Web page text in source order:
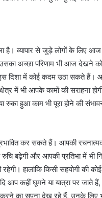
व्यापार से जुड़े लोगों के लिए
अच्छा परिणाम भी आज देखने को
दिशा में कोई कदम उठा सकते हैं।
में भी आपके कामों की सराहना
रुका हुआ काम भी पूरा होने की
कर सकते हैं। आपकी
बढ़ेगी और आपकी प्रतिभा में भी
हालांकि किसी सहयोगी की
कहीं घूमने या यात्रा पर जाते हैं,
करने का सपना देख रहे हैं, उनके